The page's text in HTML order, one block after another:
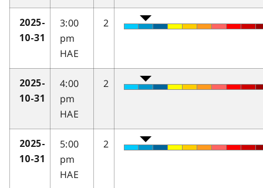
2025-
10-31
3:00
pm
HAE
2
2025-
10-31
4:00
pm
HAE
2
2025-
10-31
5:00
pm
HAE
2